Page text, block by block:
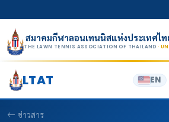
สมาคมกีฬาลอนเทนนิสแห่งประเทศไ
THE LAWN TENNIS ASSOCIATION OF THAILAND ·
LTAT EN
ข่าวสาร